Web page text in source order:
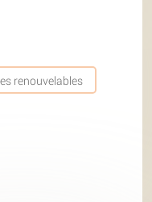
renouvelables